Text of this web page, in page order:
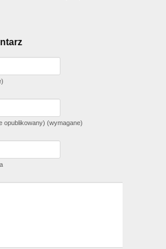
opublikowany) (wymagane)